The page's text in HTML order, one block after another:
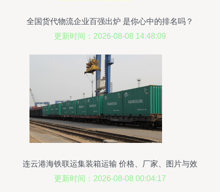
全国货代物流企业百强出炉 是你心中的排名吗？
（附各类完整榜单）
更新时间：2026-08-08 14:48:09
连云港海铁联运集装箱运输 价格、厂家、图片与效
率之选
更新时间：2026-08-08 00:04:17